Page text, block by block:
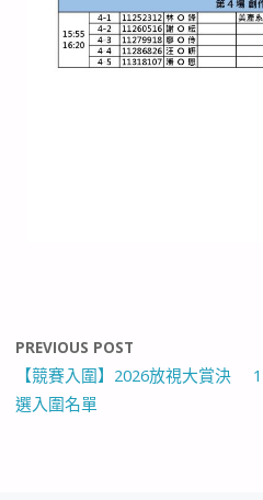
PREVIOUS POST
【競賽入圍】2026放視大賞決
選入圍名單